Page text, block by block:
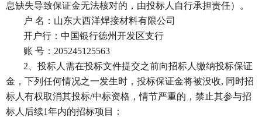
息缺失导致保证金无法核对的，由投标人自行承担责任）。
户 名：山东大西洋焊接材料有限公司
开户行：中国银行德州开发区支行
账 号： 205245125563
2、投标人需在投标文件提交之前向招标人缴纳投标保证
金，下列任何情况之一发生时，投标保证金将被没收, 同时招
标人有权取消其投标/中标资格，情节严重的，禁止其参与招
标人后续1年内的招标项目：